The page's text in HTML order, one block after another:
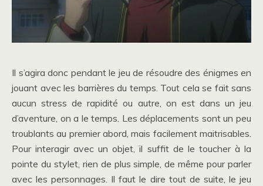
Il s’agira donc pendant le jeu de résoudre des énigmes en
jouant avec les barrières du temps. Tout cela se fait sans
aucun stress de rapidité ou autre, on est dans un jeu
d’aventure, on a le temps. Les déplacements sont un peu
troublants au premier abord, mais facilement maitrisables.
Pour interagir avec un objet, il suffit de le toucher à la
pointe du stylet, rien de plus simple, de même pour parler
avec les personnages. Il faut le dire tout de suite, le jeu